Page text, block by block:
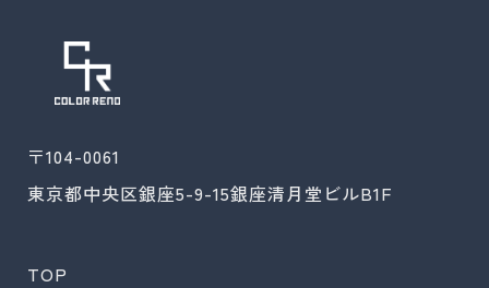
〒104-0061
東京都中央区銀座5-9-15銀座清月堂ビルB1F
TOP